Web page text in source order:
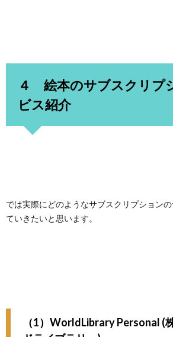
４ 絵本のサブスクリプ
ビス紹介
では実際にどのようなサブスクリプション
ていきたいと思います。
（1）WorldLibrary Personal (